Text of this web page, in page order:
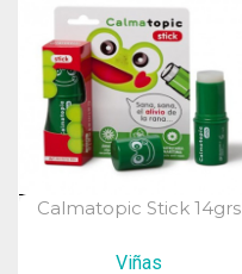
Vista Rápida
Calmatopic Stick 14grs
Viñas